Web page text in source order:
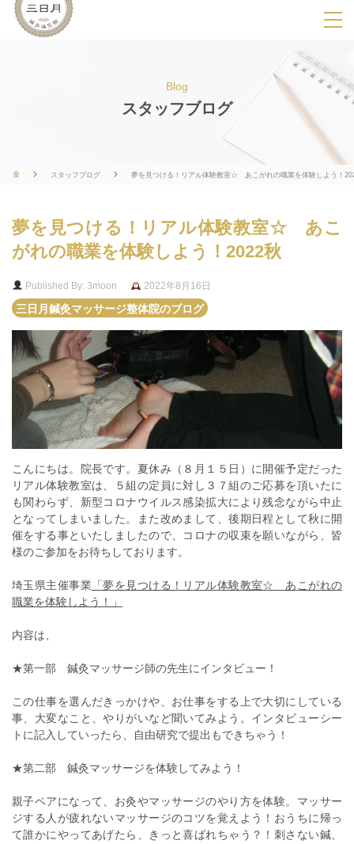
SPメニ
ー
展
用
ボ
Blog
スタッフブログ
スタッフブログ 夢を見つける！リアル体験教室☆ あこがれの職業を体験しよう！
夢を見つける！リアル体験教室☆ あこ
がれの職業を体験しよう！2022秋
Published By: 3moon
2022年8月16日
三日月鍼灸マッサージ整体院のブログ
こんにちは。院長です。夏休み（８月１５日）に開催予定だった
リアル体験教室は、５組の定員に対し３７組のご応募を頂いたに
も関わらず、新型コロナウイルス感染拡大により残念ながら中止
となってしまいました。また改めまして、後期日程として秋に開
催をする事といたしましたので、コロナの収束を願いながら、皆
様のご参加をお待ちしております。
埼玉県主催事業 「夢を見つける！リアル体験教室☆ あこがれの
職業を体験しよう！」
内容は、
★第一部 鍼灸マッサージ師の先生にインタビュー！
この仕事を選んだきっかけや、お仕事をする上で大切にしている
事、大変なこと、やりがいなど聞いてみよう。インタビューシー
トに記入していったら、自由研究で提出もできちゃう！
★第二部 鍼灸マッサージを体験してみよう！
親子ペアになって、お灸やマッサージのやり方を体験。マッサー
ジする人が疲れないマッサージのコツを覚えよう！おうちに帰っ
て誰かにやってあげたら、きっと喜ばれちゃう？！刺さない鍼、